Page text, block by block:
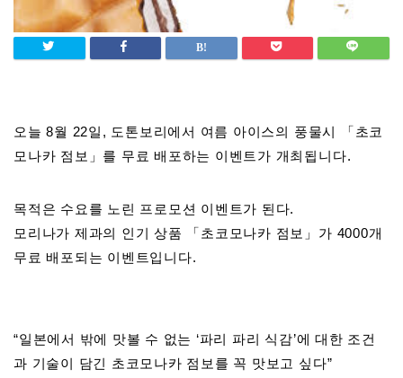
오늘 8월 22일, 도톤보리에서 여름 아이스의 풍물시 「초코
모나카 점보」를 무료 배포하는 이벤트가 개최됩니다.
목적은 수요를 노린 프로모션 이벤트가 된다.
모리나가 제과의 인기 상품 「초코모나카 점보」가 4000개
무료 배포되는 이벤트입니다.
“일본에서 밖에 맛볼 수 없는 ‘파리 파리 식감’에 대한 조건
과 기술이 담긴 초코모나카 점보를 꼭 맛보고 싶다”